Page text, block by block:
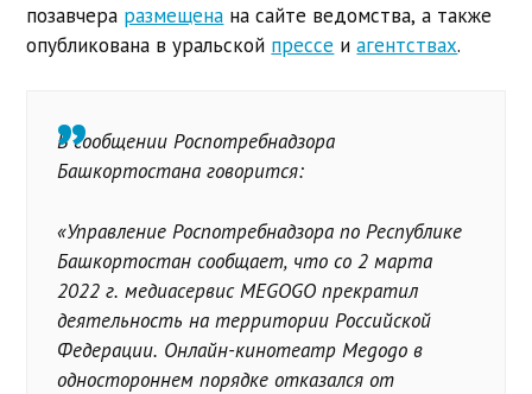
позавчера размещена на сайте ведомства, а также
опубликована в уральской прессе иагентствах.
В сообщении Роспотребнадзора
Башкортостана говорится:
«Управление Роспотребнадзора по Республике
Башкортостан сообщает, что со 2 марта
2022 г. медиасервис MEGOGO прекратил
деятельность на территории Российской
Федерации. Онлайн-кинотеатр Megogo в
одностороннем порядке отказался от